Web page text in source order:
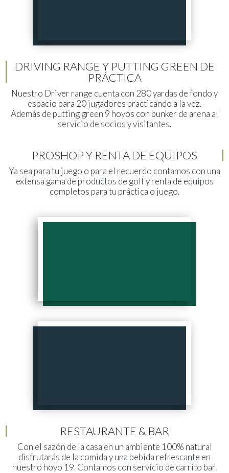
DRIVING RANGE Y PUTTING GREEN DE
PRÁCTICA
Nuestro Driver range cuenta con 280 yardas de fondo y
espacio para 20 jugadores practicando a la vez.
Además de putting green 9 hoyos con bunker de arena al
servicio de socios y visitantes.
PROSHOP Y RENTA DE EQUIPOS
Ya sea para tu juego o para el recuerdo contamos con una
extensa gama de productos de golf y renta de equipos
completos para tu práctica o juego.
RESTAURANTE & BAR
Con el sazón de la casa en un ambiente 100% natural
disfrutarás de la comida y una bebida refrescante en
nuestro hoyo 19. Contamos con servicio de carrito bar.